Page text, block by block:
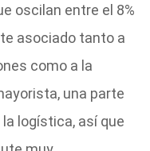
oscilan entre el 8%
asociado tanto a
como a la
una parte
logística, así que